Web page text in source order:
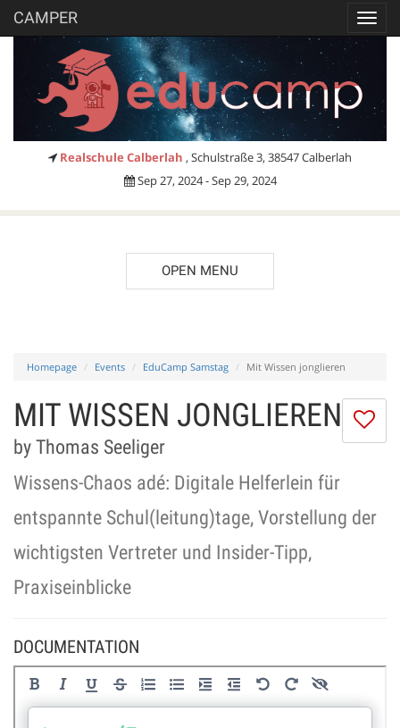
CAMPER
Realschule Calberlah , Schulstraße 3, 38547 Calberlah
Sep 27, 2024 - Sep 29, 2024
OPEN MENU
Homepage Events EduCamp Samstag Mit Wissen jonglieren
I
MIT WISSEN JONGLIEREN
by Thomas Seeliger
Wissens-Chaos adé: Digitale Helferlein für
entspannte Schul(leitung)tage, Vorstellung der
wichtigsten Vertreter und Insider-Tipp,
Praxiseinblicke
DOCUMENTATION